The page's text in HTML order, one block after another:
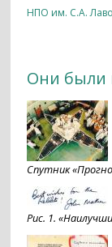
НПО им. С.А.
Они были
Спутник
Рис. 1.